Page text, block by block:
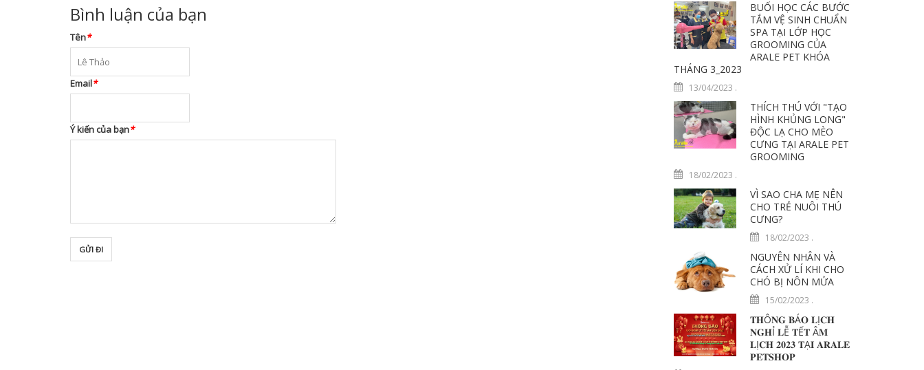
Bình luận của bạn
Tên*
Email*
Ý kiến của bạn*
GỬI ĐI
BUỔI HỌC CÁC BƯỚC
TẮM VỆ SINH CHUẨN
SPA TẠI LỚP HỌC
GROOMING CỦA
ARALE PET KHÓA
THÁNG 3_2023
13/04/2023 .
THÍCH THÚ VỚI "TẠO
HÌNH KHỦNG LONG"
ĐỘC LẠ CHO MÈO
CƯNG TẠI ARALE PET
GROOMING
18/02/2023 .
VÌ SAO CHA MẸ NÊN
CHO TRẺ NUÔI THÚ
CƯNG?
18/02/2023 .
NGUYÊN NHÂN VÀ
CÁCH XỬ LÍ KHI CHO
CHÓ BỊ NÔN MỬA
15/02/2023 .
𝐓𝐇Ô𝐍𝐆 𝐁Á𝐎 𝐋Ị𝐂𝐇
𝐍𝐆𝐇Ỉ 𝐋Ễ 𝐓Ế𝐓 Â𝐌
𝐋Ị𝐂𝐇 𝟐𝟎𝟐𝟑 𝐓Ạ𝐈 𝐀𝐑𝐀𝐋𝐄
𝐏𝐄𝐓𝐒𝐇𝐎𝐏